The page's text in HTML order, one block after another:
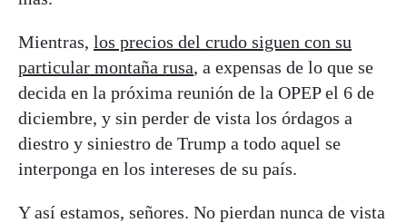
Mientras, los precios del crudo siguen con su
particular montaña rusa, a expensas de lo que se
decida en la próxima reunión de la OPEP el 6 de
diciembre, y sin perder de vista los órdagos a
diestro y siniestro de Trump a todo aquel se
interponga en los intereses de su país.
Y así estamos, señores. No pierdan nunca de vista